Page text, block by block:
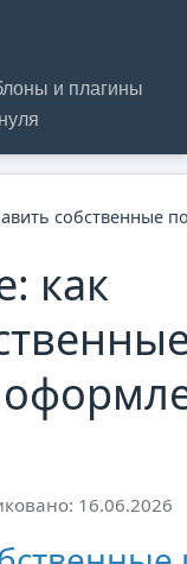
и плагины
собственные
как
16.06.2026